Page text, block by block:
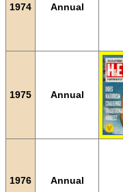
1974 Annual
1975 Annual
1976 Annual